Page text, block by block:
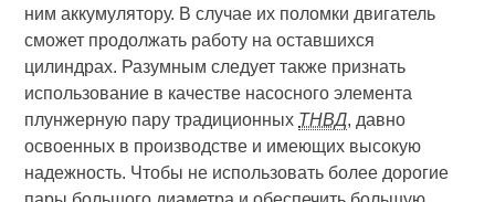
ним аккумулятору. В случае их поломки двигатель
сможет продолжать работу на оставшихся
цилиндрах. Разумным следует также признать
использование в качестве насосного элемента
плунжерную пару традиционных ТНВД, давно
освоенных в производстве и имеющих высокую
надежность. Чтобы не использовать более дорогие